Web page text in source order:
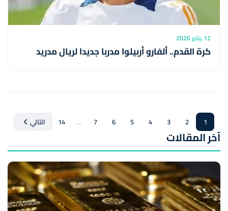
12 يناير 2026
كرة القدم.. ألفارو أربيلوا مدربا جديدا لريال مدريد
1
2
3
4
5
6
7
...
14 التالي
آخر المقالات